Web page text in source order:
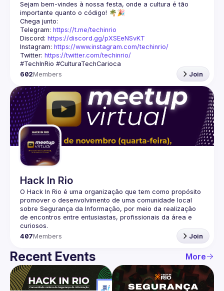
Sejam bem-vindes à nossa festa, onde a cultura é tão
Telegram: https://t.me/techinrio
Discord: https://discord.gg/pXSEeNSvKT
Instagram: https://www.instagram.com/techinrio/
Twitter: https://twitter.com/techinrio/
602Members Join
Hack In Rio
O Hack In Rio é uma organização que tem como propósito
promover o desenvolvimento de uma comunidade local
sobre Segurança da Informação, por meio da realização
de encontros entre entusiastas, profissionais da área e
407Members Join
Recent Events More